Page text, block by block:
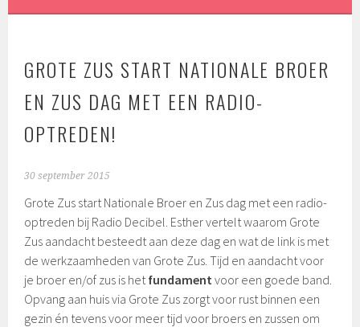
GROTE ZUS START NATIONALE BROER
EN ZUS DAG MET EEN RADIO-
OPTREDEN!
30 september 2015
Grote Zus start Nationale Broer en Zus dag met een radio-
optreden bij Radio Decibel. Esther vertelt waarom Grote
Zus aandacht besteedt aan deze dag en wat de link is met
de werkzaamheden van Grote Zus. Tijd en aandacht voor
je broer en/of zus is hetfundamentvoor een goede band.
Opvang aan huis via Grote Zus zorgt voor rust binnen een
gezin én tevens voor meer tijd voor broers en zussen om